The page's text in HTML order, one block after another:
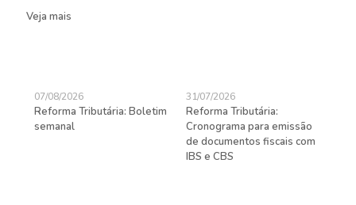
Veja mais
07/08/2026
Reforma Tributária: Boletim
semanal
31/07/2026
Reforma Tributária:
Cronograma para emissão
de documentos fiscais com
IBS e CBS